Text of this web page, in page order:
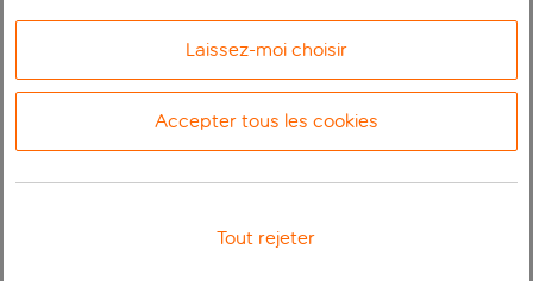
Laissez-moi choisir
Accepter tous les cookies
Tout rejeter